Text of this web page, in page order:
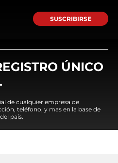
SUSCRIBIRSE
ÚNICO
de cualquier empresa de
teléfono, y mas en la base de
país.